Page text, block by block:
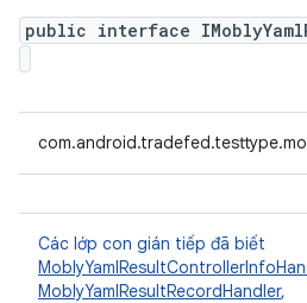
public interface
Các lớp con gián tiếp đã biết
MoblyYamlResultRecordHandler,